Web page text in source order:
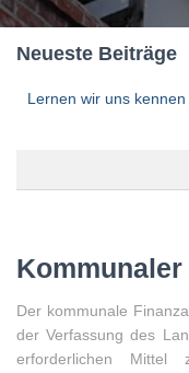
Neueste Beiträge
Lernen wir uns kennen
Der kommunale
der Verfassung des
erforderlichen